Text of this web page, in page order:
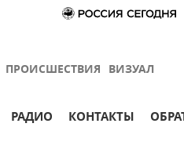
ПРОИСШЕСТВИЯ ВИЗУАЛ
РАДИО КОНТАКТЫ